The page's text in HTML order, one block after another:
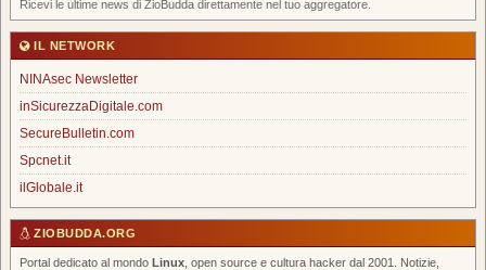
Ricevi le ultime news di ZioBudda direttamente nel tuo aggregatore.
IL NETWORK
NINAsec Newsletter
inSicurezzaDigitale.com
SecureBulletin.com
Spcnet.it
ilGlobale.it
ZIOBUDDA.ORG
Portal dedicato al mondo Linux , open source e cultura hacker dal 2001. Notizie,